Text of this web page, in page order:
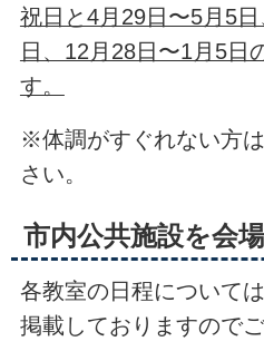
祝日と4月29日〜5月5
日、12月28日〜1月5日
す。
※体調がすぐれない方
さい。
市内公共施設を会
各教室の日程について
掲載しておりますので